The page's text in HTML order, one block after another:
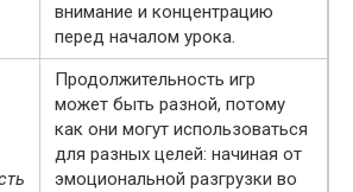
внимание и концентрацию
перед началом урока.
Продолжительность игр
может быть разной, потому
как они могут использоваться
для разных целей: начиная от
эмоциональной разгрузки во